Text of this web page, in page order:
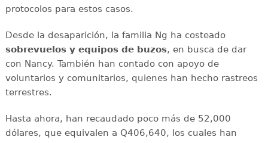
protocolos para estos casos.
Desde la desaparición, la familia Ng ha costeado
sobrevuelos y equipos de buzos, en busca de dar
con Nancy. También han contado con apoyo de
voluntarios y comunitarios, quienes han hecho rastreos
terrestres.
Hasta ahora, han recaudado poco más de 52,000
dólares, que equivalen a Q406,640, los cuales han